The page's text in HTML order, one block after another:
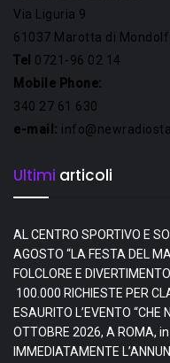
Via Liguria 9
61037 Marotta di
Tel 0721-96 02 14
Mobile Phone:
340 27 61 630
e-mail:
Ultimi articoli
AL CENTRO SPORTIVO E
AGOSTO “LA FESTA DEL
FOLCLORE E DIVERTIMENTO
100.000 RICHIESTE PER
ESAURITO L’EVENTO
OTTOBRE 2026, A ROMA,
IMMEDIATAMENTE